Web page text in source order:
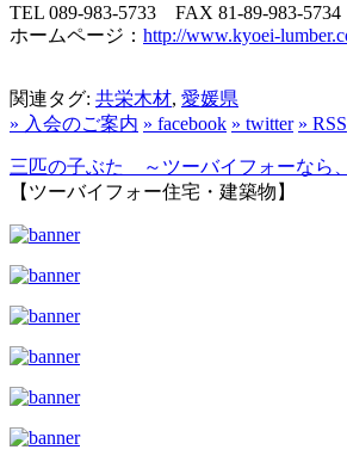
TEL 089-983-5733 FAX 81-89-983-5734
ホームページ： http://www.kyoei-
関連タグ: 共栄木材, 愛媛県
» 入会のご案内 » facebook » twitter » RSS
三匹の子ぶた ～ツーバイフォーなら
【ツーバイフォー住宅・建築物】